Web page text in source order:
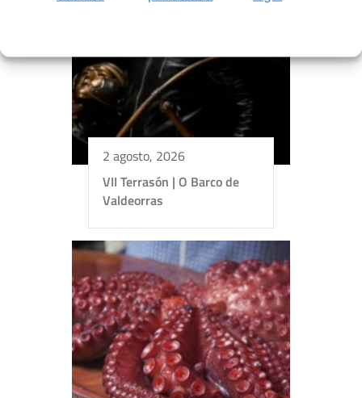
+
Leaflet| ©OpenStreetMapcontributors
2 agosto, 2026
VII Terrasón | O Barco de
Valdeorras